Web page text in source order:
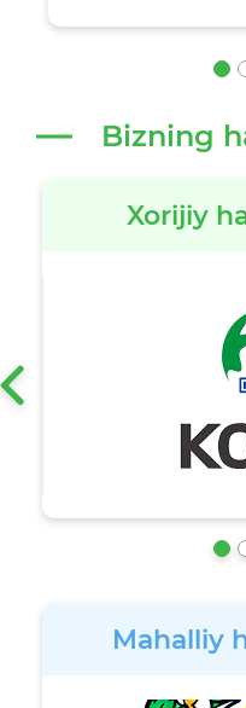
Bizning
Xorijiy
‹
Mahalliy